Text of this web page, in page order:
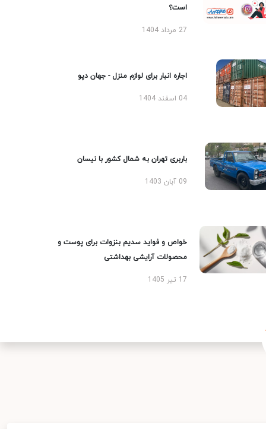
است؟
27 مرداد 1404
اجاره انبار برای لوازم منزل - جهان دپو
04 اسفند 1404
باربری تهران به شمال کشور با نیسان
09 آبان 1403
خواص و فواید سدیم بنزوات برای پوست و
محصولات آرایشی بهداشتی
17 تیر 1405